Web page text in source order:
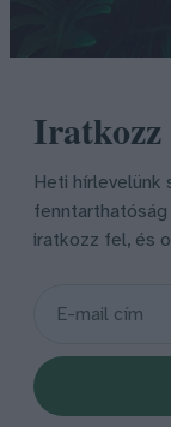
Heti hírlevelünk
iratkozz fel, és